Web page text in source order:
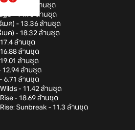
เมค) - 13.6 ล้านชุด
- 14.93 ล้านชุด
เมค) - 13.36 ล้านชุด
เมค) - 18.32 ล้านชุด
ล้านชุด
ล้านชุด
ล้านชุด
12.94 ล้านชุด
6.71 ล้านชุด
- 11.42 ล้านชุด
- 18.69 ล้านชุด
Sunbreak - 11.3 ล้านชุด